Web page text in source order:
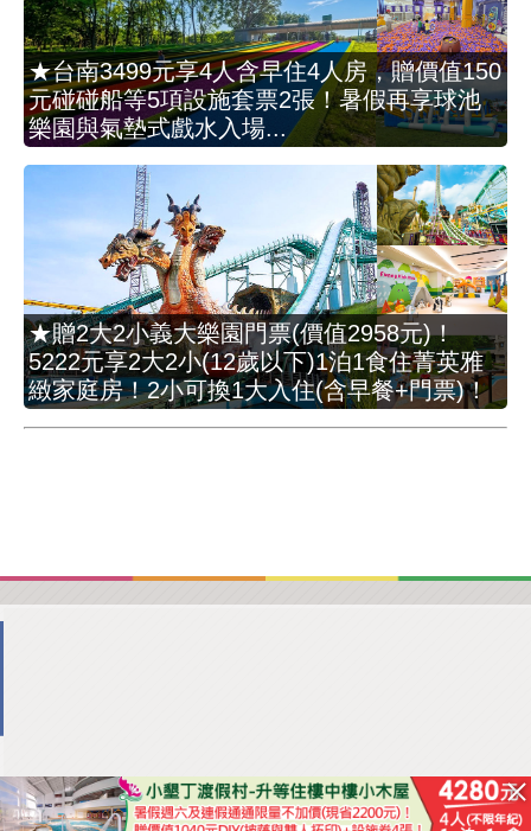
★台南3499元享4人含早住4人房，贈價值150
元碰碰船等5項設施套票2張！暑假再享球池
樂園與氣墊式戲水入場...
★贈2大2小義大樂園門票(價值2958元)！
5222元享2大2小(12歲以下)1泊1食住菁英雅
緻家庭房！2小可換1大入住(含早餐+門票)！